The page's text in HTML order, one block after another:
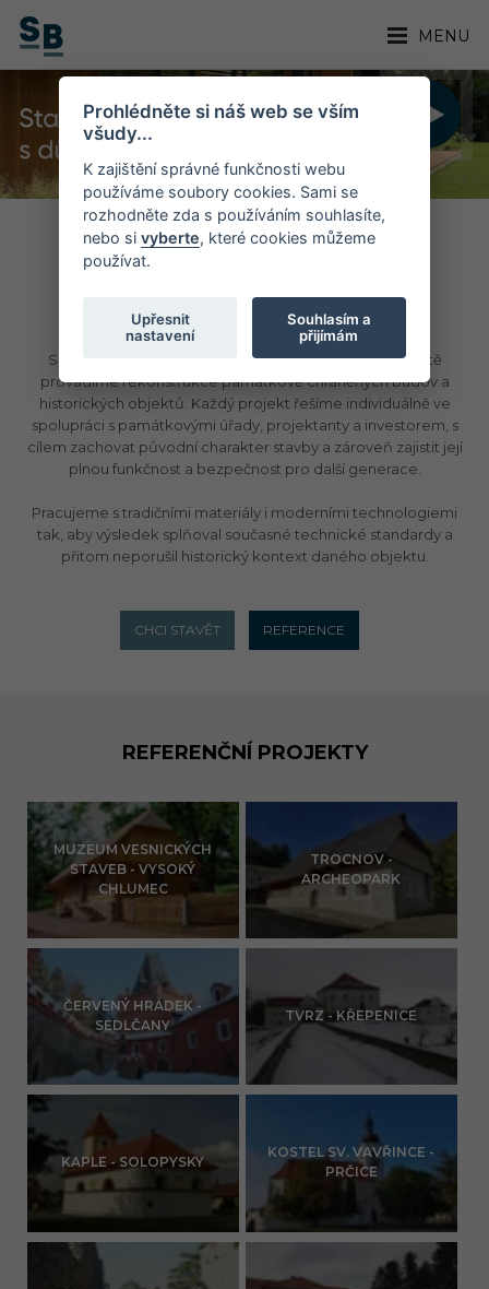
MENU
HISTORICKÉ BUDOVY
SKANZENY, KOSTELY, HRADY, ZÁMKY,...
S respektem k jejich architektonické a kulturní hodnotě
provádíme rekonstrukce památkově chráněných budov a
historických objektů. Každý projekt řešíme individuálně ve
spolupráci s památkovými úřady, projektanty a investorem, s
cílem zachovat původní charakter stavby a zároveň zajistit její
plnou funkčnost a bezpečnost pro další generace.
Pracujeme s tradičními materiály i moderními technologiemi
tak, aby výsledek splňoval současné technické standardy a
přitom neporušil historický kontext daného objektu.
CHCI STAVĚT REFERENCE
REFERENČNÍ PROJEKTY
MUZEUM VESNICKÝCH
STAVEB - VYSOKÝ
CHLUMEC
TROCNOV -
ARCHEOPARK
ČERVENÝ HRÁDEK -
SEDLČANY
TVRZ - KŘEPENICE
KAPLE - SOLOPYSKY
KOSTEL SV. VAVŘINCE -
PRČICE
Prohlédněte si náš web se vším
všudy...
K zajištění správné funkčnosti webu
používáme soubory cookies. Sami se
rozhodněte zda s používáním souhlasíte,
nebo sivyberte, které cookies můžeme
používat.
Souhlasím a
přijímám
Upřesnit
nastavení